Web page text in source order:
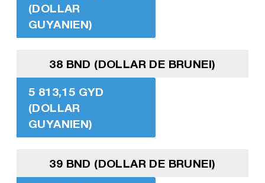
(DOLLAR
GUYANIEN)
38 BND (DOLLAR DE BRUNEI)
5 813,15 GYD
(DOLLAR
GUYANIEN)
39 BND (DOLLAR DE BRUNEI)